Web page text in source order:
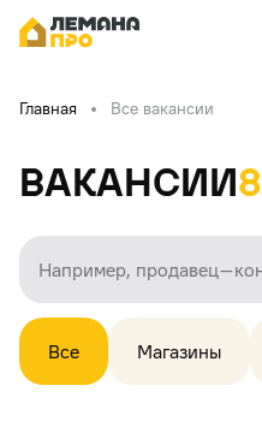
Главная Все вакансии
Вакансии8
Все Магазины